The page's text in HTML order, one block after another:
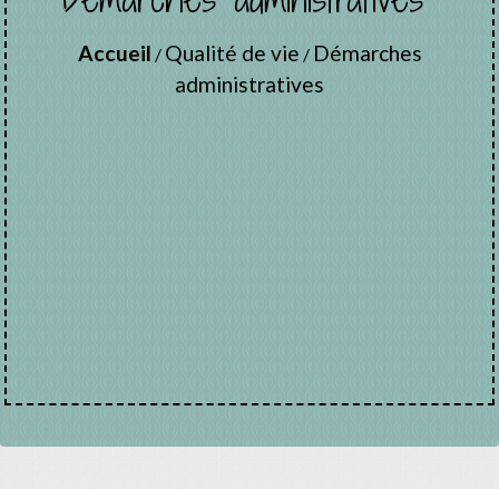
Accueil / Qualité de vie / Démarches
administratives